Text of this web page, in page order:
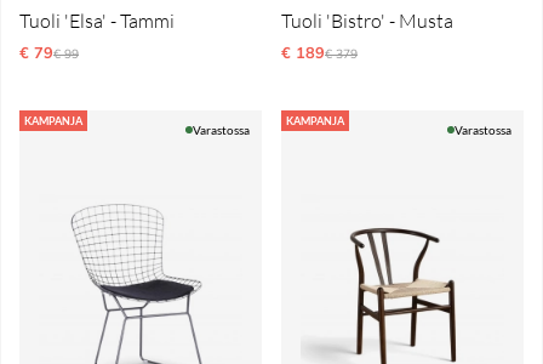
Tuoli 'Elsa' - Tammi
€ 79Normaali hinta
€ 99
Tuoli 'Bistro' - Musta
€ 189Normaali hinta
€ 379
KAMPANJA
Varastossa
KAMPANJA
Varastossa